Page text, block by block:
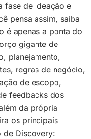
fase de ideação e
pensa assim, saiba
é apenas a ponta do
gigante de
planejamento,
regras de negócio,
de escopo,
feedbacks dos
da própria
os principais
de Discovery: